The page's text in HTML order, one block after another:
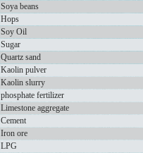
Soya beans
Hops
Soy Oil
Sugar
Quartz sand
Kaolin pulver
Kaolin slurry
phosphate fertilizer
Limestone aggregate
Cement
Iron ore
LPG